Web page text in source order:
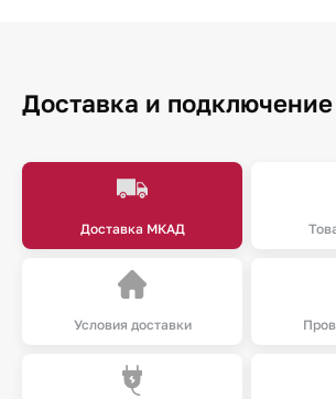
Доставка и подключение
Доставка МКАД
Условия доставки